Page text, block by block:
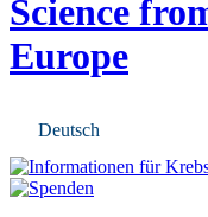
Science
Europe
Deutsch